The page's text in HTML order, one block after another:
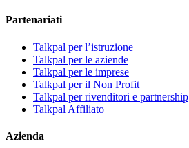
Partenariati
Talkpal per l’istruzione
Talkpal per le aziende
Talkpal per le imprese
Talkpal per il Non Profit
Talkpal per rivenditori e partnership
Talkpal Affiliato
Azienda